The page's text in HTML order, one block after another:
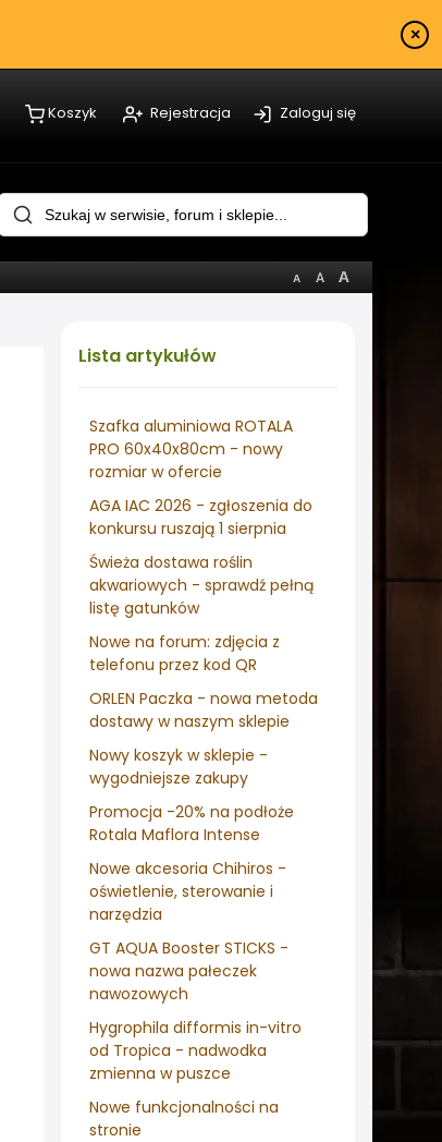
×
Koszyk Rejestracja Zaloguj się
Lista artykułów
Szafka aluminiowa ROTALA
PRO 60x40x80cm - nowy
rozmiar w ofercie
AGA IAC 2026 - zgłoszenia do
konkursu ruszają 1 sierpnia
Świeża dostawa roślin
akwariowych - sprawdź pełną
listę gatunków
Nowe na forum: zdjęcia z
telefonu przez kod QR
ORLEN Paczka - nowa metoda
dostawy w naszym sklepie
Nowy koszyk w sklepie -
wygodniejsze zakupy
Promocja -20% na podłoże
Rotala Maflora Intense
Nowe akcesoria Chihiros -
oświetlenie, sterowanie i
narzędzia
GT AQUA Booster STICKS -
nowa nazwa pałeczek
nawozowych
Hygrophila difformis in-vitro
od Tropica - nadwodka
zmienna w puszce
Nowe funkcjonalności na
stronie